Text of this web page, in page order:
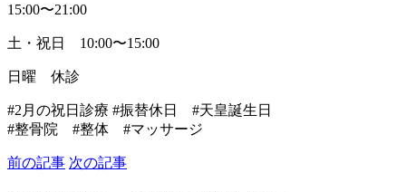
15:00〜21:00
土・祝日 10:00〜15:00
日曜 休診
#2月の祝日診療 #振替休日 #天皇誕生日
#整骨院 #整体 #マッサージ
前の記事 次の記事